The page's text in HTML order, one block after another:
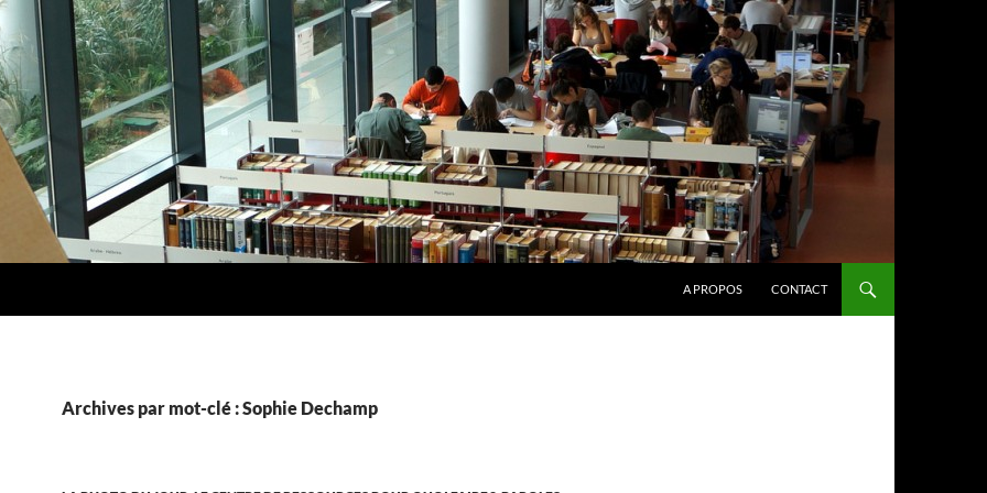
A PROPOS CONTACT
Archives par mot-clé : Sophie Dechamp